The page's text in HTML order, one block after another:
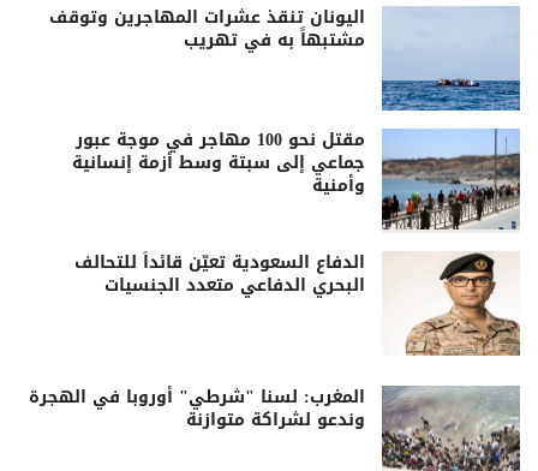
اليونان تنقذ عشرات المهاجرين وتوقف
مشتبهاً به في تهريب
مقتل نحو 100 مهاجر في موجة عبور
جماعي إلى سبتة وسط أزمة إنسانية
وأمنية
الدفاع السعودية تعيّن قائداً للتحالف
البحري الدفاعي متعدد الجنسيات
المغرب: لسنا "شرطي" أوروبا في الهجرة
وندعو لشراكة متوازنة